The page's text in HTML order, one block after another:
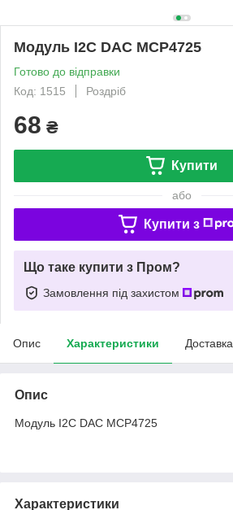
Модуль I2C DAC MCP4725
Готово до відправки
Код: 1515
Роздріб
68 ₴
Купити
або
Купити з
Що таке купити з Пром?
Замовлення під захистом
Опис Характеристики Доставка
Опис
Модуль I2C DAC MCP4725
Характеристики